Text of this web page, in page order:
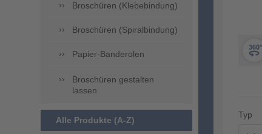
Broschüren (Klebebindung)
Broschüren (Spiralbindung)
Papier-Banderolen
Broschüren gestalten
lassen
Alle Produkte (A-Z)
Typ